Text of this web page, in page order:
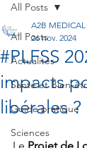
All Posts
Actualités
Santé et Bien-
Guide pratique
Sciences
All Posts
#PLFSS
impacts
libérales ?
A2B MEDICAL
26 nov. 2024